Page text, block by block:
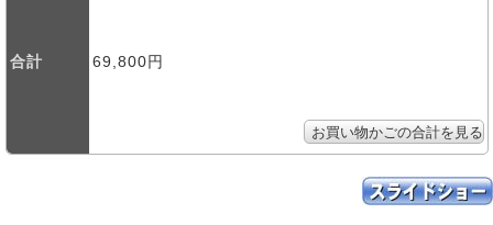
合計 69,800円